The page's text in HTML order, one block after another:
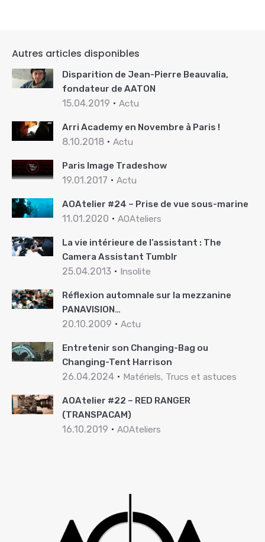
Autres articles disponibles
Disparition de Jean-Pierre Beauvalia,
fondateur de AATON
15.04.2019 Actu
Arri Academy en Novembre à Paris !
8.10.2018 Actu
Paris Image Tradeshow
19.01.2017 Actu
AOAtelier #24 – Prise de vue sous-marine
11.01.2020 AOAteliers
La vie intérieure de l’assistant : The
Camera Assistant Tumblr
25.04.2013 Insolite
Réflexion automnale sur la mezzanine
PANAVISION…
20.10.2009 Actu
Entretenir son Changing-Bag ou
Changing-Tent Harrison
26.04.2024 Matériels, Trucs et astuces
AOAtelier #22 – RED RANGER
(TRANSPACAM)
16.10.2019 AOAteliers